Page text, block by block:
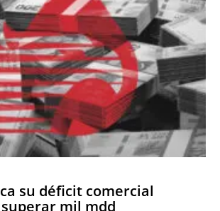
su déficit comercial
mil mdd